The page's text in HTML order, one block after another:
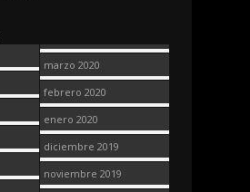
marzo 2020
febrero 2020
enero 2020
diciembre 2019
noviembre 2019